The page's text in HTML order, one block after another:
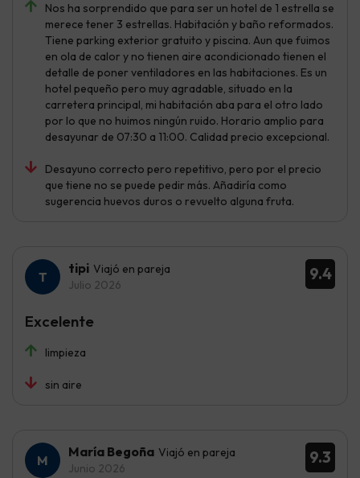
Nos ha sorprendido que para ser un hotel de 1 estrella se
merece tener 3 estrellas. Habitación y baño reformados.
Tiene parking exterior gratuito y piscina. Aun que fuimos
en ola de calor y no tienen aire acondicionado tienen el
detalle de poner ventiladores en las habitaciones. Es un
hotel pequeño pero muy agradable, situado en la
carretera principal, mi habitación aba para el otro lado
por lo que no huimos ningún ruido. Horario amplio para
desayunar de 07:30 a 11:00. Calidad precio excepcional.
Desayuno correcto pero repetitivo, pero por el precio
que tiene no se puede pedir más. Añadiría como
sugerencia huevos duros o revuelto alguna fruta.
9.4
tipi Viajó en pareja
Julio 2026
limpieza
sin aire
Excelente
9.3
María Begoña Viajó en pareja
Junio 2026